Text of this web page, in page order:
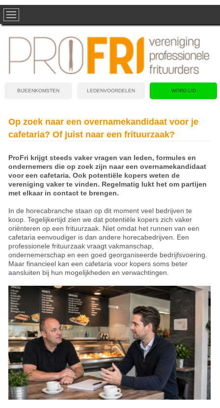
BIJEENKOMSTEN LEDENVOORDELEN WORD LID
Op zoek naar een overnamekandidaat voor je
cafetaria? Of juist naar een frituurzaak?
ProFri krijgt steeds vaker vragen van leden, formules en
ondernemers die op zoek zijn naar een overnamekandidaat
voor een cafetaria. Ook potentiële kopers weten de
vereniging vaker te vinden. Regelmatig lukt het om partijen
met elkaar in contact te brengen.
In de horecabranche staan op dit moment veel bedrijven te
koop. Tegelijkertijd zien we dat potentiële kopers zich vaker
oriënteren op een frituurzaak. Niet omdat het runnen van een
cafetaria eenvoudiger is dan andere horecabedrijven. Een
professionele frituurzaak vraagt vakmanschap,
ondernemerschap en een goed georganiseerde bedrijfsvoering.
Maar financieel kan een cafetaria voor kopers soms beter
aansluiten bij hun mogelijkheden en verwachtingen.